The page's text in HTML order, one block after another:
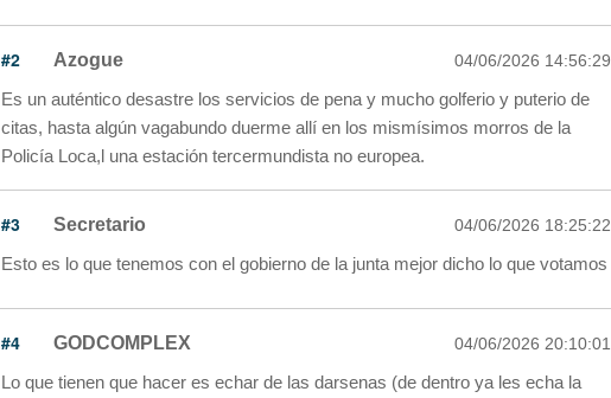
#2 Azogue 04/06/2026 14:56:29
Es un auténtico desastre los servicios de pena y mucho golferio y puterio de
citas, hasta algún vagabundo duerme allí en los mismísimos morros de la
Policía Loca,l una estación tercermundista no europea.
#3 Secretario 04/06/2026 18:25:22
Esto es lo que tenemos con el gobierno de la junta mejor dicho lo que votamos
#4 GODCOMPLEX 04/06/2026 20:10:01
Lo que tienen que hacer es echar de las darsenas (de dentro ya les echa la